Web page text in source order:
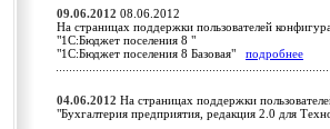
09.06.2012 08.06.2012
На страницах поддержки пользователей
"1С:Бюджет поселения 8 "
"1С:Бюджет поселения 8 Базовая" подробнее
04.06.2012 На страницах поддержки
"Бухгалтерия предприятия, редакция 2.0 для